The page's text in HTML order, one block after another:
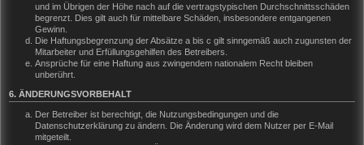
und im Übrigen der Höhe nach auf die vertragstypischen Durchschnittsschäden
begrenzt. Dies gilt auch für mittelbare Schäden, insbesondere entgangenen
Gewinn.
Die Haftungsbegrenzung der Absätze a bis c gilt sinngemäß auch zugunsten der
Mitarbeiter und Erfüllungsgehilfen des Betreibers.
Ansprüche für eine Haftung aus zwingendem nationalem Recht bleiben
unberührt.
6. ÄNDERUNGSVORBEHALT
Der Betreiber ist berechtigt, die Nutzungsbedingungen und die
Datenschutzerklärung zu ändern. Die Änderung wird dem Nutzer per E-Mail
mitgeteilt.